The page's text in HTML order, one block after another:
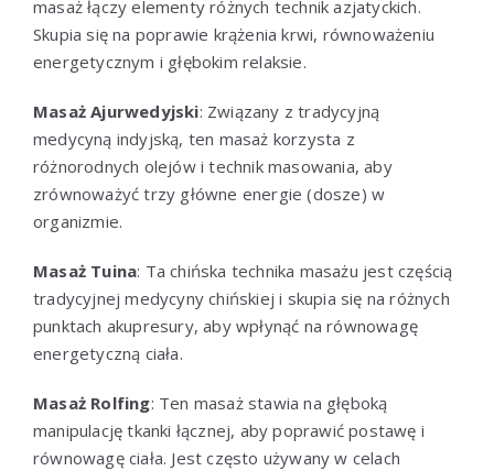
masaż łączy elementy różnych technik azjatyckich.
Skupia się na poprawie krążenia krwi, równoważeniu
energetycznym i głębokim relaksie.
Masaż Ajurwedyjski: Związany z tradycyjną
medycyną indyjską, ten masaż korzysta z
różnorodnych olejów i technik masowania, aby
zrównoważyć trzy główne energie (dosze) w
organizmie.
Masaż Tuina: Ta chińska technika masażu jest częścią
tradycyjnej medycyny chińskiej i skupia się na różnych
punktach akupresury, aby wpłynąć na równowagę
energetyczną ciała.
Masaż Rolfing: Ten masaż stawia na głęboką
manipulację tkanki łącznej, aby poprawić postawę i
równowagę ciała. Jest często używany w celach